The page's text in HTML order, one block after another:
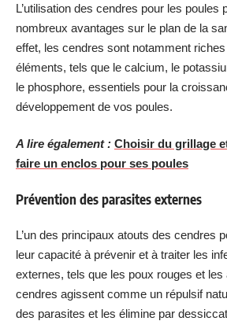
L’utilisation des cendres pour les poules
nombreux avantages sur le plan de la
effet, les cendres sont notamment
éléments, tels que le calcium, le
le phosphore, essentiels pour la
développement de vos poules.
A lire également : Choisir du grillage
faire un enclos pour ses poules
Prévention des parasites externes
L’un des principaux atouts des cendres
leur capacité à prévenir et à traiter les
externes, tels que les poux rouges et
cendres agissent comme un répulsif
des parasites et les élimine par